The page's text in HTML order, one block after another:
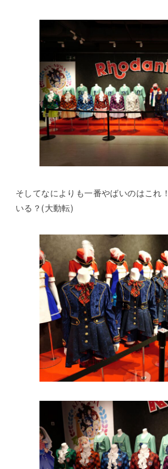
そしてなによりも一番やばいのはこれ
いる？(大動転)